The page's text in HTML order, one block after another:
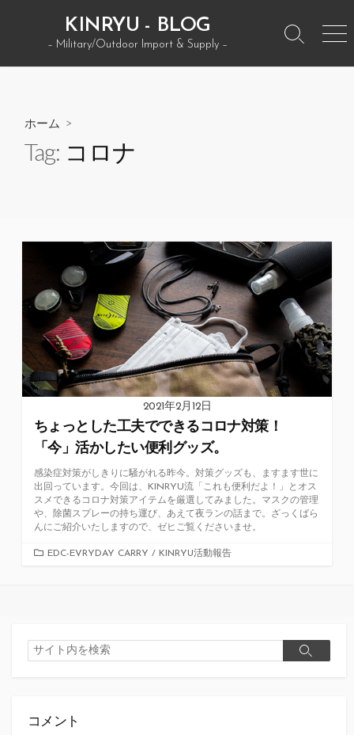
ン
KINRYU - BLOG
– Military/Outdoor Import & Supply –
検
メ
ホーム >
Tag: コロナ
2021年2月12日
ちょっとした工夫でできるコロナ対策！
「今」活かしたい便利グッズ。
感染症対策がしきりに騒がれる昨今。対策グッズも、ますます世に
出回っています。今回は、KINRYU流「これも便利だよ！」とオス
スメできるコロナ対策アイテムを厳選してみました。マスクの管理
や、除菌スプレーの持ち運び、あえて夜ランの話まで。ざっくばら
んにご紹介いたしますので、ゼヒご覧くださいませ。
カ
EDC-EVRYDAY CARRY / KINRYU活動報告
検
索
検
コメント